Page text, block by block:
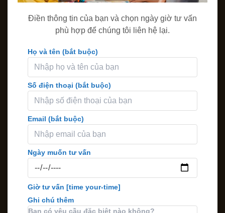
Điền thông tin của bạn và chọn ngày giờ tư vấn
phù hợp để chúng tôi liên hệ lại.
Họ và tên (bắt buộc)
Số điện thoại (bắt buộc)
Email (bắt buộc)
Ngày muốn tư vấn
Giờ tư vấn [time your-time]
Ghi chú thêm